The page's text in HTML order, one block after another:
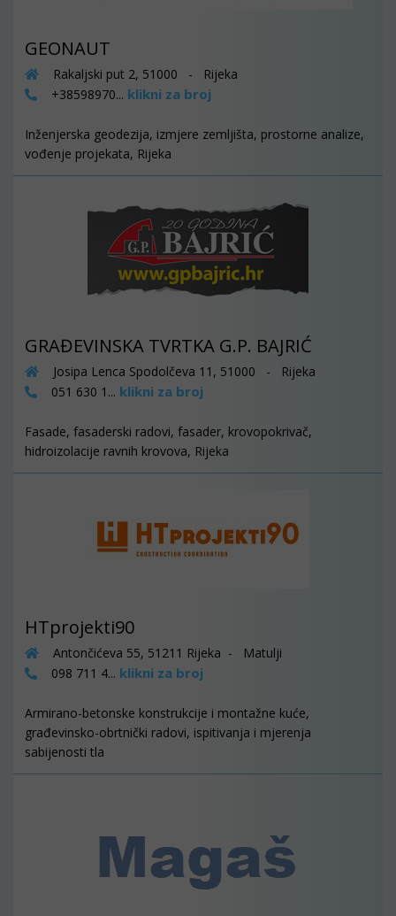
GEONAUT
Rakaljski put 2, 51000 - Rijeka
+38598970... klikni za broj
Inženjerska geodezija, izmjere zemljišta, prostorne analize,
vođenje projekata, Rijeka
GRAĐEVINSKA TVRTKA G.P. BAJRIĆ
Josipa Lenca Spodolčeva 11, 51000 - Rijeka
051 630 1... klikni za broj
Fasade, fasaderski radovi, fasader, krovopokrivač,
hidroizolacije ravnih krovova, Rijeka
HTprojekti90
Antončićeva 55, 51211 Rijeka - Matulji
098 711 4... klikni za broj
Armirano-betonske konstrukcije i montažne kuće,
građevinsko-obrtnički radovi, ispitivanja i mjerenja
sabijenosti tla